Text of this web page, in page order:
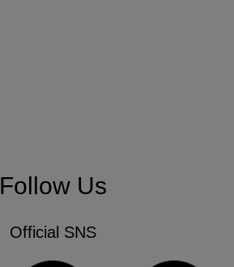
Follow Us
Official SNS